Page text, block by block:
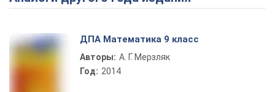
ДПА Математика 9 класс
Авторы: А. Г. Мерзляк
Год: 2014